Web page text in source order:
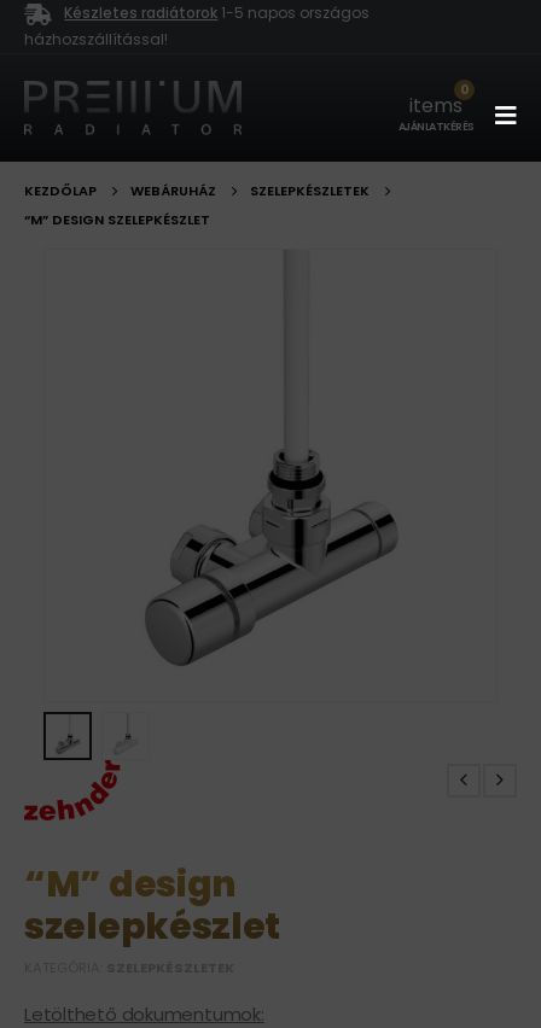
Készletes radiátorok 1-5 napos országos
házhozszállítással!
0
items
AJÁNLATKÉRÉS
KEZDŐLAP WEBÁRUHÁZ
SZELEPKÉSZLETEK
“M” DESIGN SZELEPKÉSZLET
“M” design
szelepkészlet
Letölthető dokumentumok: